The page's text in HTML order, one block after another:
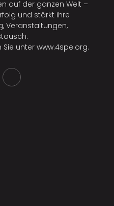
auf der ganzen Welt –
und stärkt ihre
Veranstaltungen,
Sie unter www.4spe.org.